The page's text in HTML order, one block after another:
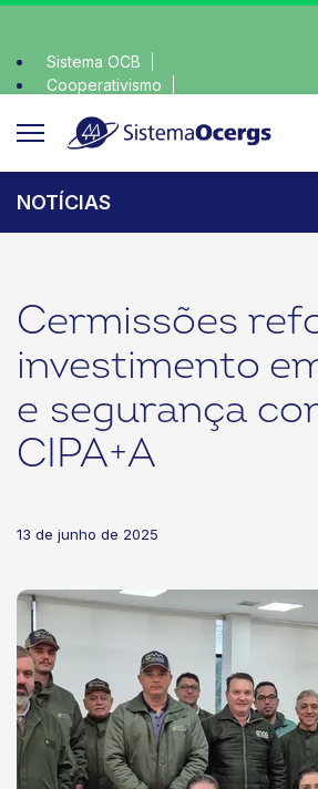
Sistema OCB
Cooperativismo
NOTÍCIAS
Cermissões
investimento
e segurança
CIPA+A
13 de junho de 2025